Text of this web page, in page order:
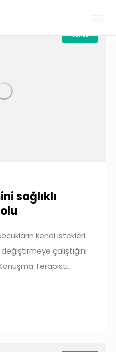
GENEL
sağlıklı
kendi istekleri
çalıştığını
Terapisti,